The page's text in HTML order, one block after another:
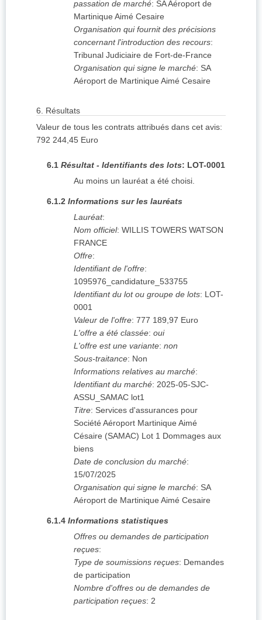
passation de marché: SA Aéroport de
Martinique Aimé Cesaire
Organisation qui fournit des précisions
concernant l'introduction des recours:
Tribunal Judiciaire de Fort-de-France
Organisation qui signe le marché: SA
Aéroport de Martinique Aimé Cesaire
6. Résultats
Valeur de tous les contrats attribués dans cet avis:
792 244,45 Euro
6.1 Résultat - Identifiants des lots: LOT-0001
Au moins un lauréat a été choisi.
6.1.2 Informations sur les lauréats
Lauréat:
Nom officiel: WILLIS TOWERS WATSON
FRANCE
Offre:
Identifiant de l'offre:
1095976_candidature_533755
Identifiant du lot ou groupe de lots: LOT-
0001
Valeur de l'offre: 777 189,97 Euro
L'offre a été classée: oui
L'offre est une variante: non
Sous-traitance: Non
Informations relatives au marché:
Identifiant du marché: 2025-05-SJC-
ASSU_SAMAC lot1
Titre: Services d'assurances pour
Société Aéroport Martinique Aimé
Césaire (SAMAC) Lot 1 Dommages aux
biens
Date de conclusion du marché:
15/07/2025
Organisation qui signe le marché: SA
Aéroport de Martinique Aimé Cesaire
6.1.4 Informations statistiques
Offres ou demandes de participation
reçues:
Type de soumissions reçues: Demandes
de participation
Nombre d'offres ou de demandes de
participation reçues: 2